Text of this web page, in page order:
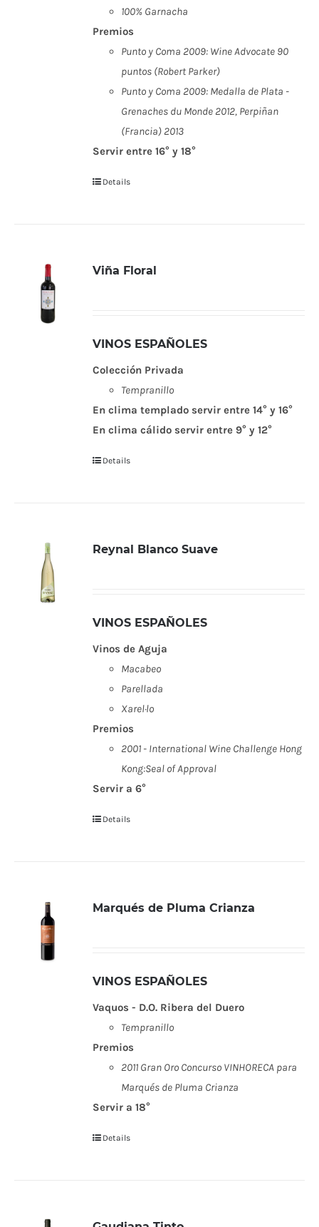
100% Garnacha
Premios
Punto y Coma 2009: Wine Advocate 90
puntos (Robert Parker)
Punto y Coma 2009: Medalla de Plata -
Grenaches du Monde 2012, Perpiñan
(Francia) 2013
Servir entre 16° y 18°
Details
Viña Floral
VINOS ESPAÑOLES
Colección Privada
Tempranillo
En clima templado servir entre 14° y 16°
En clima cálido servir entre 9° y 12°
Details
Reynal Blanco Suave
VINOS ESPAÑOLES
Vinos de Aguja
Macabeo
Parellada
Xarel·lo
Premios
2001 - International Wine Challenge Hong
Kong:Seal of Approval
Servir a 6°
Details
Marqués de Pluma Crianza
VINOS ESPAÑOLES
Vaquos - D.O. Ribera del Duero
Tempranillo
Premios
2011 Gran Oro Concurso VINHORECA para
Marqués de Pluma Crianza
Servir a 18°
Details